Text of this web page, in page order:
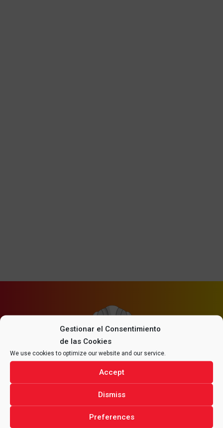
Gestionar el Consentimiento
de las Cookies
We use cookies to optimize our website and our service.
Accept
Dismiss
Preferences
SÉCURITÉ
Il est de la plus grande importance que toutes les
tâches soient faites dans de conditions